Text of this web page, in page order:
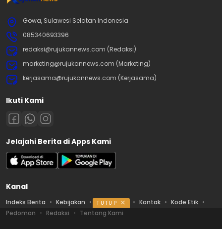
Gowa, Sulawesi Selatan Indonesia
085340693396
redaksi@rujukannews.com (Redaksi)
marketing@rujukannews.com (Marketing)
kerjasama@rujukannews.com (Kerjasama)
Ikuti Kami
Jelajahi Berita di Apps Kami
Kanal
Indeks Berita Kebijakan Ketentuan Kontak
Kode Etik
Pedoman
Redaksi Tentang Kami
TUTUP